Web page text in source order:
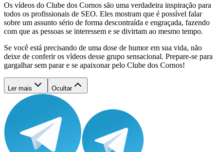
Os vídeos do Clube dos Cornos são uma verdadeira inspiração para
todos os profissionais de SEO. Eles mostram que é possível falar
sobre um assunto sério de forma descontraída e engraçada, fazendo
com que as pessoas se interessem e se divirtam ao mesmo tempo.
Se você está precisando de uma dose de humor em sua vida, não
deixe de conferir os vídeos desse grupo sensacional. Prepare-se para
gargalhar sem parar e se apaixonar pelo Clube dos Cornos!
Ler mais Ocultar